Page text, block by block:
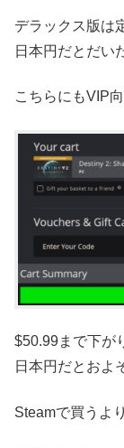
デラックス版は
日本円だとだい
こちらにもVIP
$50.99まで下が
日本円だとおよ
Steamで買うよ